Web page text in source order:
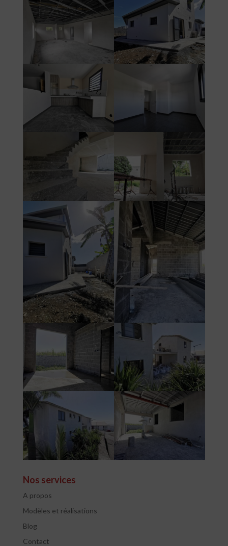
Nos services
A propos
Modèles et réalisations
Blog
Contact